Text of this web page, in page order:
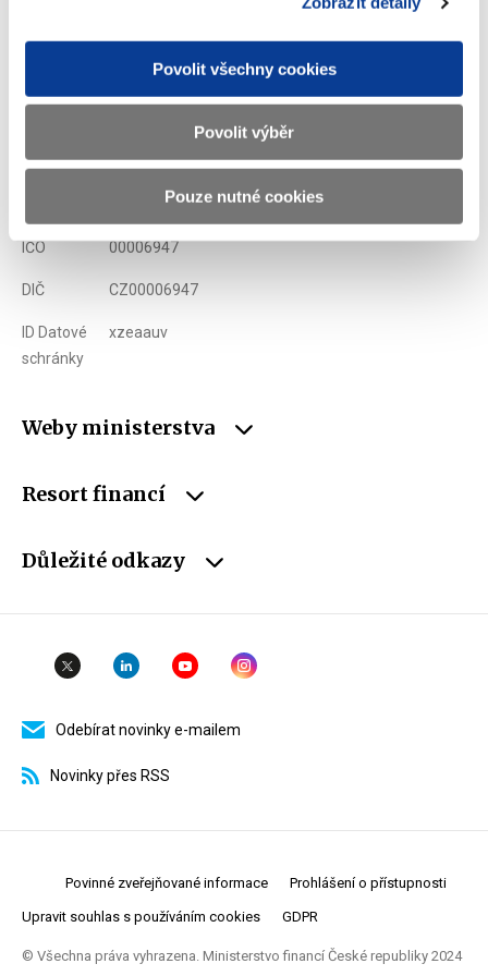
Povolit všechny cookies
Povolit výběr
Pouze nutné cookies
Telefon +420 257 041 111
podatelna@mf.gov.cz
IČO 00006947
DIČ CZ00006947
ID Datové
schránky
xzeaauv
Weby ministerstva
Resort financí
Důležité odkazy
Odebírat novinky e-mailem
Novinky přes RSS
Povinné zveřejňované informace Prohlášení o přístupnosti
Upravit souhlas s používáním cookies GDPR
© Všechna práva vyhrazena. Ministerstvo financí České republiky 2024